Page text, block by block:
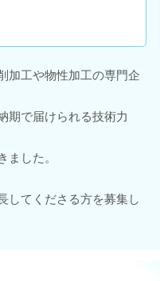
加工や物性加工の専門企
期で届けられる技術力
した。
してくださる方を募集し